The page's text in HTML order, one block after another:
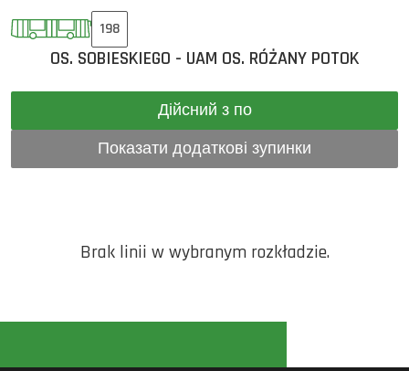
198
OS. SOBIESKIEGO - UAM OS. RÓŻANY POTOK
Дійсний з по
Показати додаткові зупинки
Brak linii w wybranym rozkładzie.